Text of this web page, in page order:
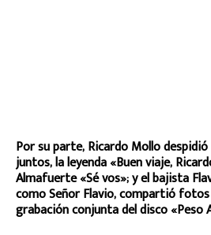
Por su parte, Ricardo Mollo
juntos, la leyenda «Buen viaje,
Almafuerte «Sé vos»; y el bajista
como Señor Flavio, compartió
grabación conjunta del disco «Peso